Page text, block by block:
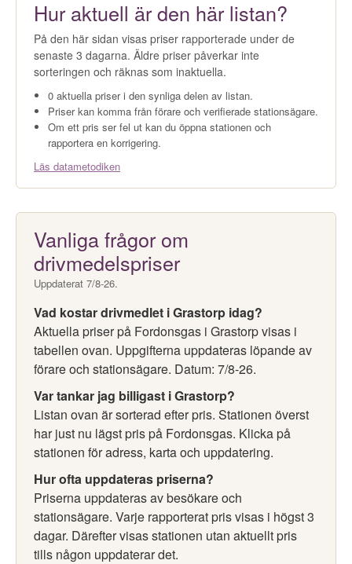
Hur aktuell är den här listan?
På den här sidan visas priser rapporterade under de
senaste 3 dagarna. Äldre priser påverkar inte
sorteringen och räknas som inaktuella.
0 aktuella priser i den synliga delen av listan.
Priser kan komma från förare och verifierade stationsägare.
Om ett pris ser fel ut kan du öppna stationen och
rapportera en korrigering.
Läs datametodiken
Vanliga frågor om
drivmedelspriser
Uppdaterat 7/8-26.
Vad kostar drivmedlet i Grastorp idag?
Aktuella priser på Fordonsgas i Grastorp visas i
tabellen ovan. Uppgifterna uppdateras löpande av
förare och stationsägare. Datum: 7/8-26.
Var tankar jag billigast i Grastorp?
Listan ovan är sorterad efter pris. Stationen överst
har just nu lägst pris på Fordonsgas. Klicka på
stationen för adress, karta och uppdatering.
Hur ofta uppdateras priserna?
Priserna uppdateras av besökare och
stationsägare. Varje rapporterat pris visas i högst 3
dagar. Därefter visas stationen utan aktuellt pris
tills någon uppdaterar det.